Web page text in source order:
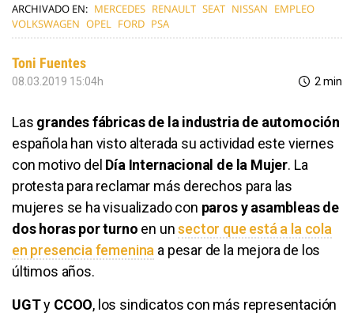
ARCHIVADO EN: MERCEDES RENAULT SEAT NISSAN EMPLEO
VOLKSWAGEN OPEL FORD PSA
Toni Fuentes
08.03.2019 15:04h 2 min
Las grandes fábricas de la industria de automoción
española han visto alterada su actividad este viernes
con motivo del Día Internacional de la Mujer. La
protesta para reclamar más derechos para las
mujeres se ha visualizado con paros y asambleas de
dos horas por turno en unsector que está a la cola
en presencia femenina a pesar de la mejora de los
últimos años.
UGTy CCOO, los sindicatos con más representación